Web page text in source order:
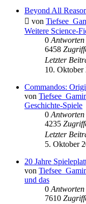
Beyond All
von
Weitere Science-
0 Antworten
6458
Letzter
10. Oktober
Commandos:
von
Geschichte-Spiele
0 Antworten
4235
Letzter
5. Oktober
20 Jahre
von
und das
0 Antworten
7610